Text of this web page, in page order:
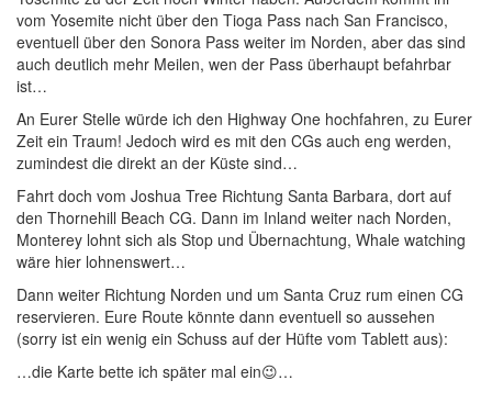
vom Yosemite nicht über den Tioga Pass nach San Francisco,
eventuell über den Sonora Pass weiter im Norden, aber das sind
auch deutlich mehr Meilen, wen der Pass überhaupt befahrbar
ist…
An Eurer Stelle würde ich den Highway One hochfahren, zu Eurer
Zeit ein Traum! Jedoch wird es mit den CGs auch eng werden,
zumindest die direkt an der Küste sind…
Fahrt doch vom Joshua Tree Richtung Santa Barbara, dort auf
den Thornehill Beach CG. Dann im Inland weiter nach Norden,
Monterey lohnt sich als Stop und Übernachtung, Whale watching
wäre hier lohnenswert…
Dann weiter Richtung Norden und um Santa Cruz rum einen CG
reservieren. Eure Route könnte dann eventuell so aussehen
(sorry ist ein wenig ein Schuss auf der Hüfte vom Tablett aus):
…die Karte bette ich später mal ein😉…